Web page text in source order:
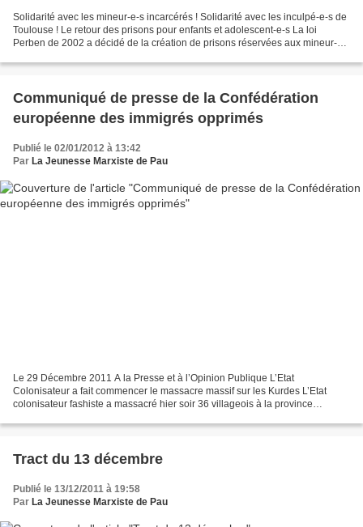
Solidarité avec les mineur-e-s incarcérés ! Solidarité avec les inculpé-e-s de
Toulouse ! Le retour des prisons pour enfants et adolescent-e-s La loi
Perben de 2002 a décidé de la création de prisons réservées aux mineur-e-
Communiqué de presse de la Confédération
européenne des immigrés opprimés
Publié le 02/01/2012 à 13:42
Par La Jeunesse Marxiste de Pau
Le 29 Décembre 2011 A la Presse et à l’Opinion Publique L’Etat
Colonisateur a fait commencer le massacre massif sur les Kurdes L’Etat
colonisateur fashiste a massacré hier soir 36 villageois à la province
Tract du 13 décembre
Publié le 13/12/2011 à 19:58
Par La Jeunesse Marxiste de Pau